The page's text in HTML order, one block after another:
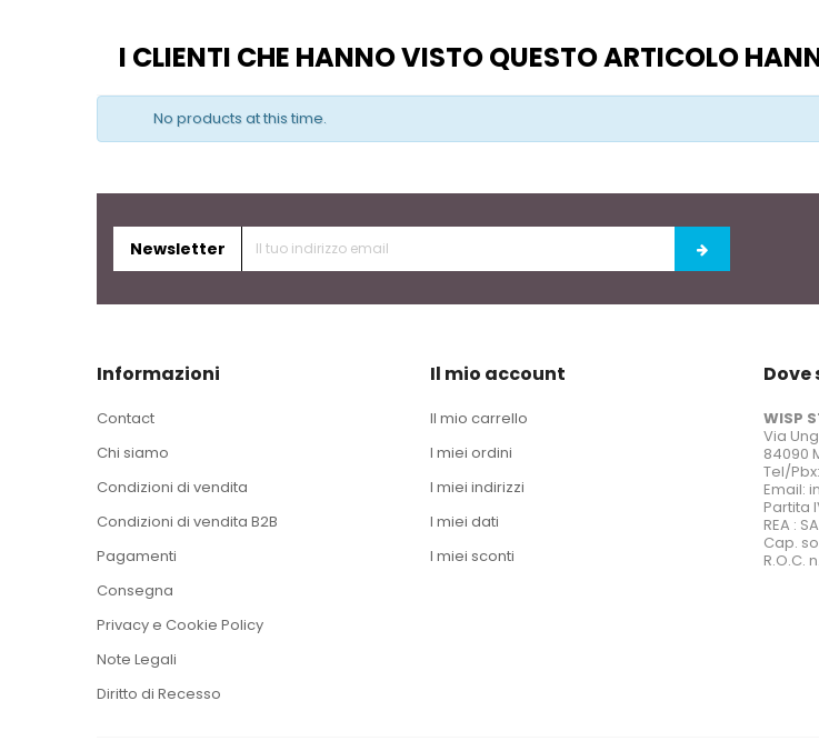
I CLIENTI CHE HANNO VISTO QUESTO ARTICOLO
No products at this time.
Newsletter
Informazioni
Contact
Chi siamo
Condizioni di vendita
Condizioni di vendita B2B
Pagamenti
Consegna
Privacy e Cookie Policy
Note Legali
Diritto di Recesso
Il mio account
Il mio carrello
I miei ordini
I miei indirizzi
I miei dati
I miei sconti
Dove
WISP
Via
84090
Tel/
Email:
Partita
REA :
Cap.
R.O.C.